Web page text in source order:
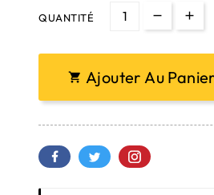
QUANTITÉ
 Ajouter Au Panier